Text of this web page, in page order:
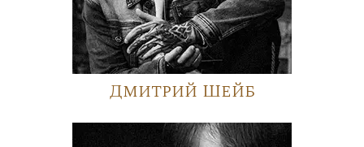
Дмитрий Шейб